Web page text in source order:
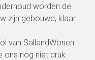
worden de
zijn gebouwd, klaar
van SallandWonen.
ons nog niet druk